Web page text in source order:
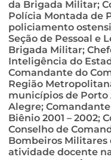
da Brigada Militar;
Polícia Montada de
policiamento
Seção de Pessoal e
Brigada Militar;
Inteligência do
Comandante do
Região
municípios de Porto
Alegre;
Biênio 2001 – 2002;
Conselho de
Bombeiros Militares
atividade docente